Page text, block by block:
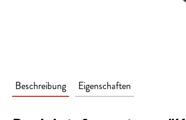
Beschreibung Eigenschaften